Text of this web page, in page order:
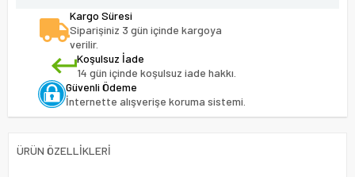
Kargo Süresi
Siparişiniz 3 gün içinde kargoya
verilir.
Koşulsuz İade
14 gün içinde koşulsuz iade hakkı.
Güvenli Ödeme
İnternette alışverişe koruma sistemi.
ÜRÜN ÖZELLIKLERI